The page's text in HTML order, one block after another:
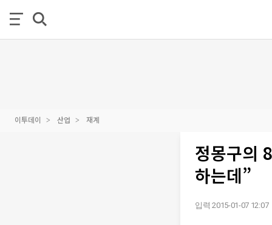
이투데이 산업 재계
정몽구의
하는데”
입력 2015-01-07 12:07